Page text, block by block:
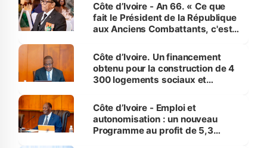
Côte d’Ivoire - An 66. « Ce que
fait le Président de la République
aux Anciens Combattants, c'est
Côte d’Ivoire. Un financement
obtenu pour la construction de 4
300 logements sociaux et
et Yamoussoukro
Côte d’Ivoire - Emploi et
autonomisation : un nouveau
Programme au profit de 5,3